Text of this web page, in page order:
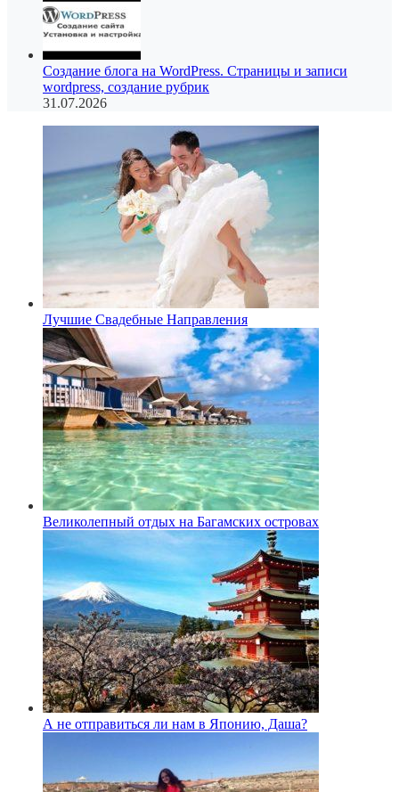
Создание блога на WordPress. Страницы и записи
wordpress, создание рубрик
31.07.2026
Лучшие Свадебные Направления
Великолепный отдых на Багамских островах
А не отправиться ли нам в Японию, Даша?